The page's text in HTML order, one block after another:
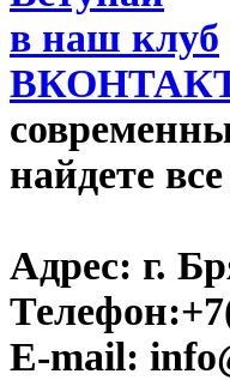
в наш клуб
найдете
Адрес: г.
Телефон:
E-mail: